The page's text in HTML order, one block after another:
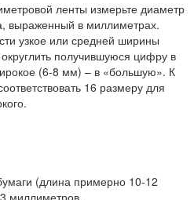
ленты измерьте диаметр
выраженный в миллиметрах.
узкое или средней ширины
получившуюся цифру в
(6-8 мм) – в «большую». К
16 размеру для
(длина примерно 10-12